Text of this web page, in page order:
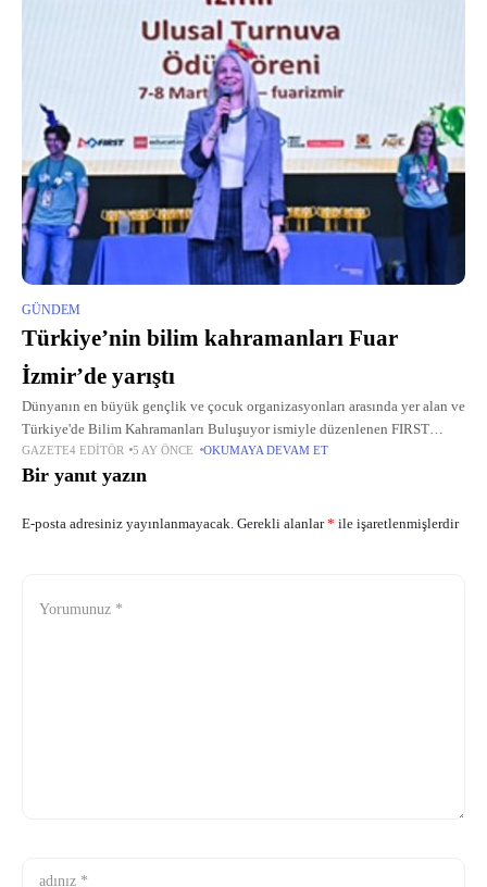
GÜNDEM
Türkiye’nin bilim kahramanları Fuar
İzmir’de yarıştı
Dünyanın en büyük gençlik ve çocuk organizasyonları arasında yer alan ve
Türkiye'de Bilim Kahramanları Buluşuyor ismiyle düzenlenen FIRST
LEGO League Challenge turnuvalarının 22’nci sezon Türkiye finali Fuar
İzmir'de düzenlendi.
GAZETE4 EDITÖR 5 AY ÖNCE OKUMAYA DEVAM ET
Bir yanıt yazın
E-posta adresiniz yayınlanmayacak. Gerekli alanlar* ile işaretlenmişlerdir